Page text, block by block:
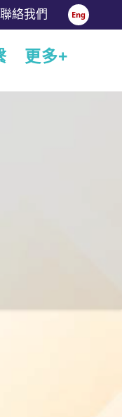
絡我們 Eng
更多+